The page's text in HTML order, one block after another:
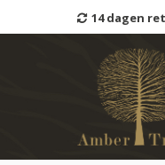
14 dagen